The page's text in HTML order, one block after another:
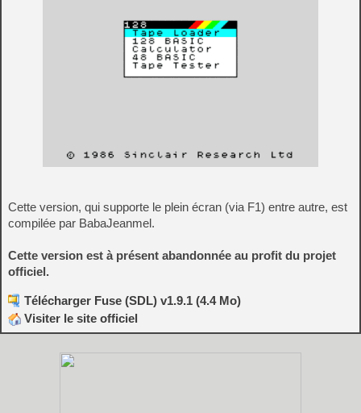
Cette version, qui supporte le plein écran (via F1) entre autre, est
compilée par BabaJeanmel.
Cette version est à présent abandonnée au profit du projet
officiel.
Télécharger Fuse (SDL) v1.9.1 (4.4 Mo)
Visiter le site officiel